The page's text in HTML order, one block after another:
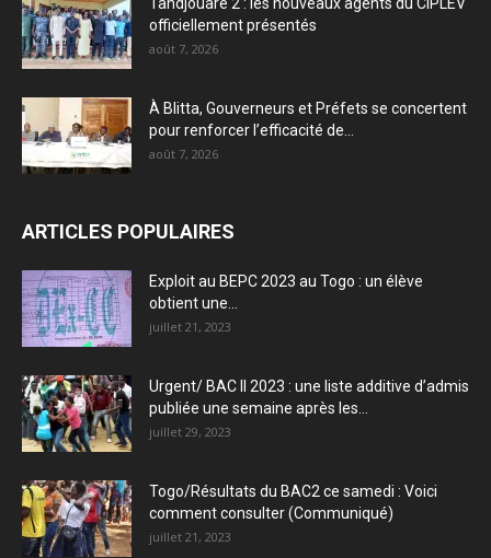
officiellement présentés
août 7, 2026
À Blitta, Gouverneurs et Préfets se concertent
pour renforcer l’efficacité de...
août 7, 2026
ARTICLES POPULAIRES
Exploit au BEPC 2023 au Togo : un élève
obtient une...
juillet 21, 2023
Urgent/ BAC II 2023 : une liste additive d’admis
publiée une semaine après les...
juillet 29, 2023
Togo/Résultats du BAC2 ce samedi : Voici
comment consulter (Communiqué)
juillet 21, 2023